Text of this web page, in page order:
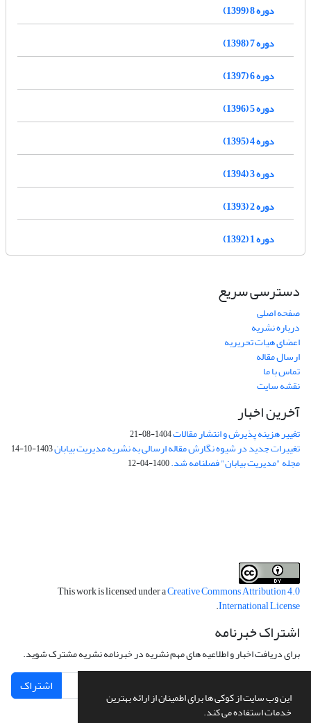
این وب سایت از کوکی ها برای اطمینان از ارائه بهترین
خدمات استفاده می کند.
دوره 8 (1399)
دوره 7 (1398)
دوره 6 (1397)
دوره 5 (1396)
دوره 4 (1395)
دوره 3 (1394)
دوره 2 (1393)
دوره 1 (1392)
دسترسی سریع
صفحه اصلی
درباره نشریه
اعضای هیات تحریریه
ارسال مقاله
تماس با ما
نقشه سایت
آخرین اخبار
تغییر هزینه پذیرش و انتشار مقالات1404-08-21
تغییرات جدید در شیوه نگارش مقاله ارسالی به نشریه مدیریت بیابان1403-10-14
مجله "مدیریت بیابان" فصلنامه شد.1400-04-12
This work is licensed under aCreative Commons Attribution 4.0
International License
.
اشتراک خبرنامه
برای دریافت اخبار و اطلاعیه های مهم نشریه در خبرنامه نشریه مشترک شوید.
اشتراک